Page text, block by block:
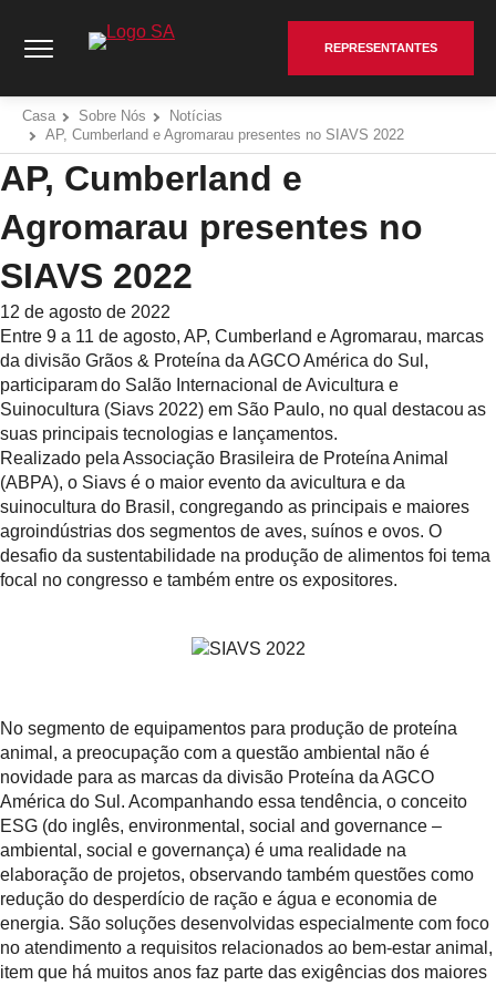
REPRESENTANTES
Casa Sobre Nós
Notícias
AP, Cumberland e Agromarau presentes no SIAVS 2022
AP, Cumberland e
Agromarau presentes no
SIAVS 2022
12 de agosto de 2022
Entre 9 a 11 de agosto, AP, Cumberland e Agromarau, marcas
da divisão Grãos & Proteína da AGCO América do Sul,
participaram do Salão Internacional de Avicultura e
Suinocultura (Siavs 2022) em São Paulo, no qual destacou as
suas principais tecnologias e lançamentos.
Realizado pela Associação Brasileira de Proteína Animal
(ABPA), o Siavs é o maior evento da avicultura e da
suinocultura do Brasil, congregando as principais e maiores
agroindústrias dos segmentos de aves, suínos e ovos. O
desafio da sustentabilidade na produção de alimentos foi tema
focal no congresso e também entre os expositores.
No segmento de equipamentos para produção de proteína
animal, a preocupação com a questão ambiental não é
novidade para as marcas da divisão Proteína da AGCO
América do Sul. Acompanhando essa tendência, o conceito
ESG (do inglês, environmental, social and governance –
ambiental, social e governança) é uma realidade na
elaboração de projetos, observando também questões como
redução do desperdício de ração e água e economia de
energia. São soluções desenvolvidas especialmente com foco
no atendimento a requisitos relacionados ao bem-estar animal,
item que há muitos anos faz parte das exigências dos maiores